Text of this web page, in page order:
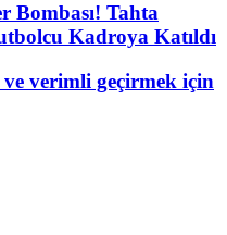
Bombası! Tahta
Kadroya Katıldı
verimli geçirmek için